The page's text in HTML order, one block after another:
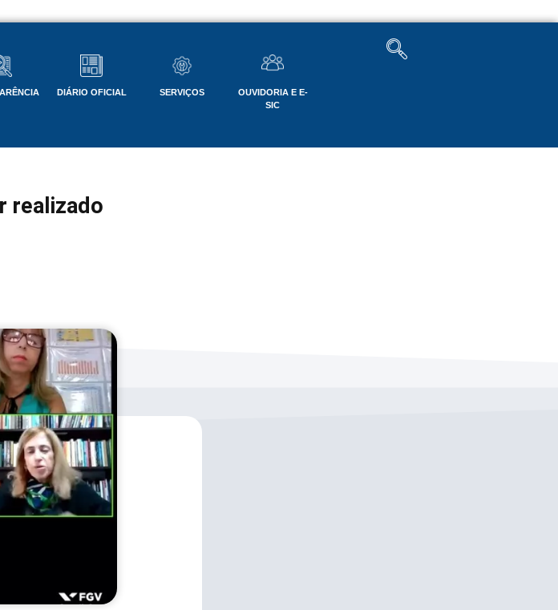
DIÁRIO OFICIAL SERVIÇOS
OUVIDORIA E E-
SIC
realizado